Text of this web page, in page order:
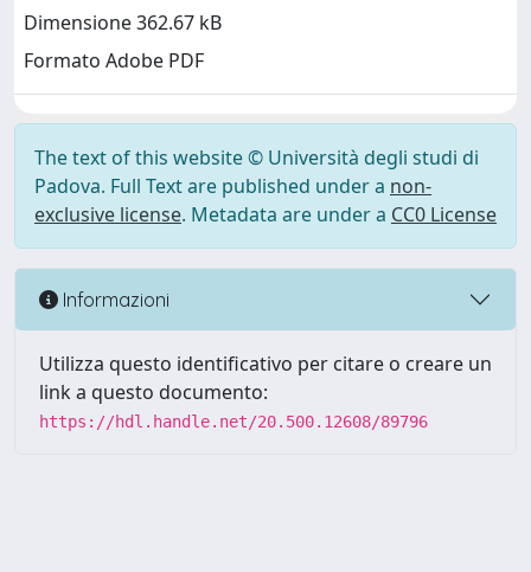
Dimensione 362.67 kB
Formato Adobe PDF
The text of this website © Università degli studi di
Padova. Full Text are published under a non-
exclusive license. Metadata are under a CC0 License
Informazioni
Utilizza questo identificativo per citare o creare un
link a questo documento:
https://hdl.handle.net/20.500.12608/89796